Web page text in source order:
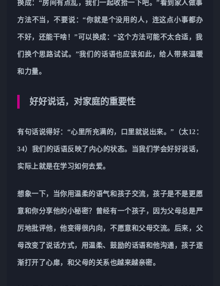
换成：“房间有点乱，我们一起收拾一下吧。”看到家人做事
方法不当，不要说：“你就是个没用的人，连这点小事都办
不好，还能干啥！”可以换成：“这个方法可能不太合适，我
们换个思路试试。”我们的话语也应该如此，给人带来温暖
和力量。
好好说话，对家庭的重要性
有句话说得好：“心里所充满的，口里就说出来。”（太12：
34）我们的话语反映了内心的状态。当我们学会好好说话，
实际上就是在学习如何去爱。
想象一下，当你用温柔的语气和孩子交流，孩子是不是更愿
意和你分享他的小秘密？曾经有一个孩子，因为父母总是严
厉地批评他，他变得很内向，不愿意和父母交流。后来，父
母改变了说话方式，用温柔、鼓励的话语和他沟通，孩子逐
渐打开了心扉，和父母的关系也越来越亲密。